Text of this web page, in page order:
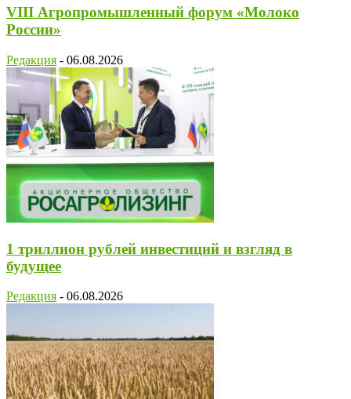
VIII Агропромышленный форум «Молоко
России»
Редакция - 06.08.2026
1 триллион рублей инвестиций и взгляд в
будущее
Редакция - 06.08.2026